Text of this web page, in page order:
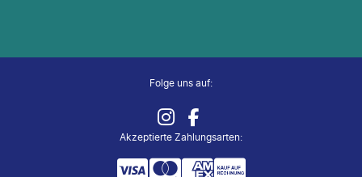
Akzeptierte Zahlungsarten:
Folge uns auf: